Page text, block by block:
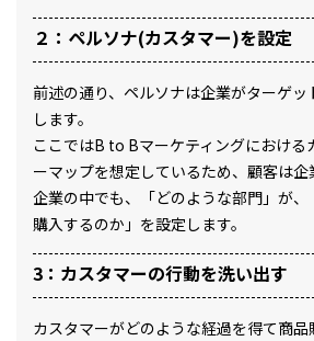
２：ペルソナ(カスタマー)を設定
前述の通り、ペルソナは企業がターゲ
します。
ここではB to Bマーケティングにおける
ーマップを想定しているため、顧客は企
企業の中でも、「どのような部門」が
購入するのか」を設定します。
3：カスタマーの行動を洗い出す
カスタマーがどのような経過を得て商